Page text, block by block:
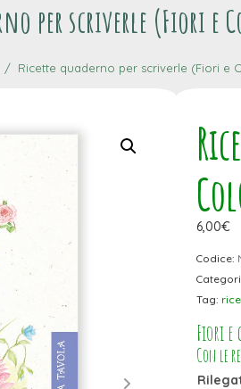
per scriverle (Fiori e
Ricette quaderno per scriverle (Fiori e
6,00€
Codice:
Tag:
Fiori
Con le